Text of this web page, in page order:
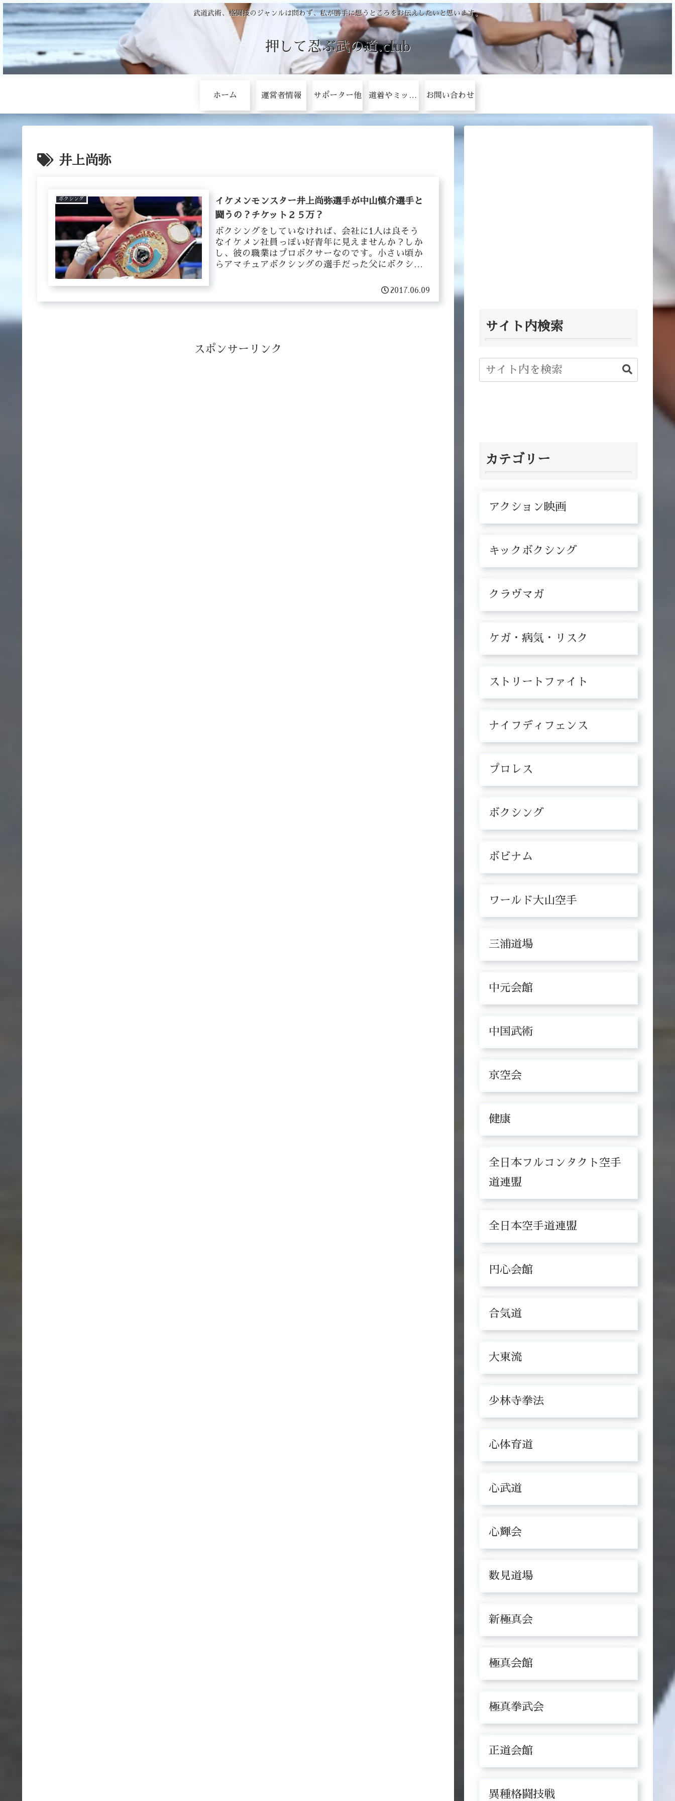
武道武術、格闘技のジャンルは問わず、私が勝手に想うところをお伝えしたいと思います。
押して忍ぶ武の道.club
ホーム 運営者情報 サポーター他 道着やミットをタダにする方法！ お問い合わせ
井上尚弥
ボクシング
イケメンモンスター井上尚弥選手が中山慎介選手と
闘うの？チケット２５万？
ボクシングをしていなければ、会社に1人は良そう
なイケメン社員っぽい好青年に見えませんか？しか
し、彼の職業はプロボクサーなのです。小さい頃か
らアマチュアボクシングの選手だった父にボクシン
2017.06.09
スポンサーリンク
サイト内検索
カテゴリー
アクション映画
キックボクシング
クラヴマガ
ケガ・病気・リスク
ストリートファイト
ナイフディフェンス
プロレス
ボクシング
ボビナム
ワールド大山空手
三浦道場
中元会館
中国武術
京空会
健康
全日本フルコンタクト空手
道連盟
全日本空手道連盟
円心会館
合気道
大東流
少林寺拳法
心体育道
心武道
心輝会
数見道場
新極真会
極真会館
極真拳武会
正道会館
異種格闘技戦